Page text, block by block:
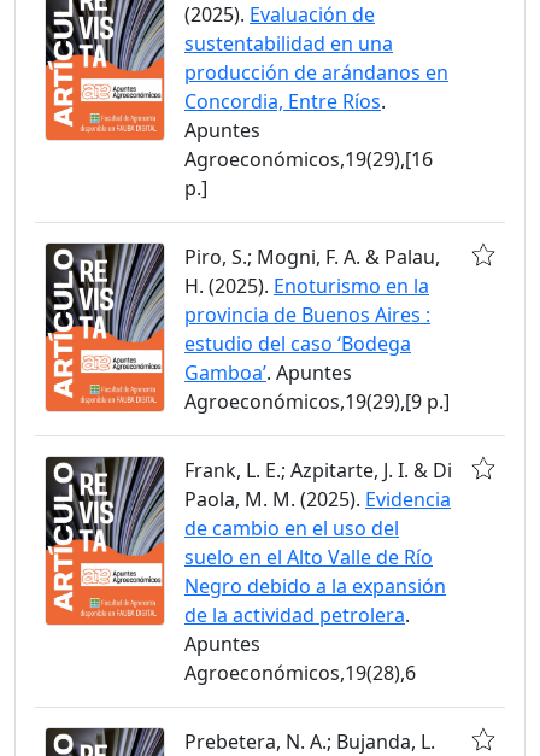
(2025). Evaluación de
sustentabilidad en una
producción de arándanos en
Concordia, Entre Ríos.
Apuntes
Agroeconómicos,19(29),[16
p.]
Piro, S.; Mogni, F. A. & Palau,
H. (2025). Enoturismo en la
provincia de Buenos Aires :
estudio del caso ‘Bodega
Gamboa’. Apuntes
Agroeconómicos,19(29),[9 p.]
Frank, L. E.; Azpitarte, J. I. & Di
Paola, M. M. (2025). Evidencia
de cambio en el uso del
suelo en el Alto Valle de Río
Negro debido a la expansión
de la actividad petrolera.
Apuntes
Agroeconómicos,19(28),6
Prebetera, N. A.; Bujanda, L.